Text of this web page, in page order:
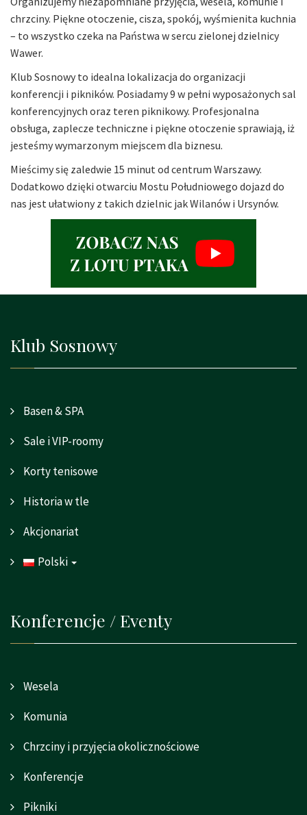
chrzciny. Piękne otoczenie, cisza, spokój, wyśmienita kuchnia
– to wszystko czeka na Państwa w sercu zielonej dzielnicy
Wawer.
Klub Sosnowy to idealna lokalizacja do organizacji
konferencji i pikników. Posiadamy 9 w pełni wyposażonych sal
konferencyjnych oraz teren piknikowy. Profesjonalna
obsługa, zaplecze techniczne i piękne otoczenie sprawiają, iż
jesteśmy wymarzonym miejscem dla biznesu.
Mieścimy się zaledwie 15 minut od centrum Warszawy.
Dodatkowo dzięki otwarciu Mostu Południowego dojazd do
nas jest ułatwiony z takich dzielnic jak Wilanów i Ursynów.
Klub Sosnowy
Basen & SPA
Sale i VIP-roomy
Korty tenisowe
Historia w tle
Akcjonariat
Polski
Konferencje / Eventy
Wesela
Komunia
Chrzciny i przyjęcia okolicznościowe
Konferencje
Pikniki